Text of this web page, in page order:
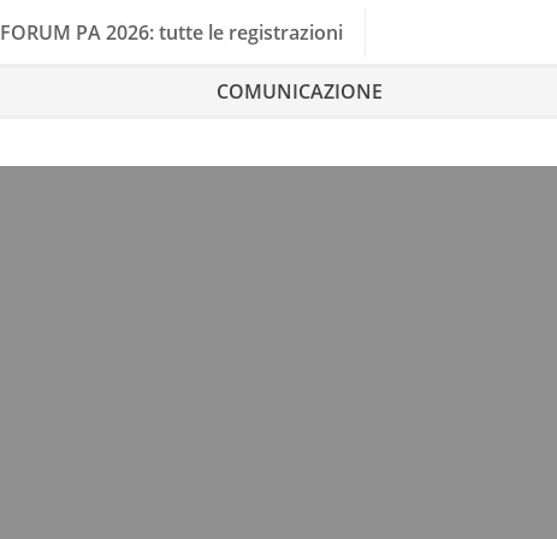
FORUM PA 2026: tutte le registrazioni
COMUNICAZIONE